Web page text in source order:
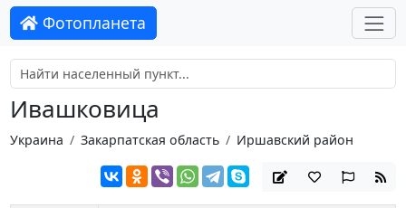
Фотопланета
Ивашковица
Украина Закарпатская область Иршавский район